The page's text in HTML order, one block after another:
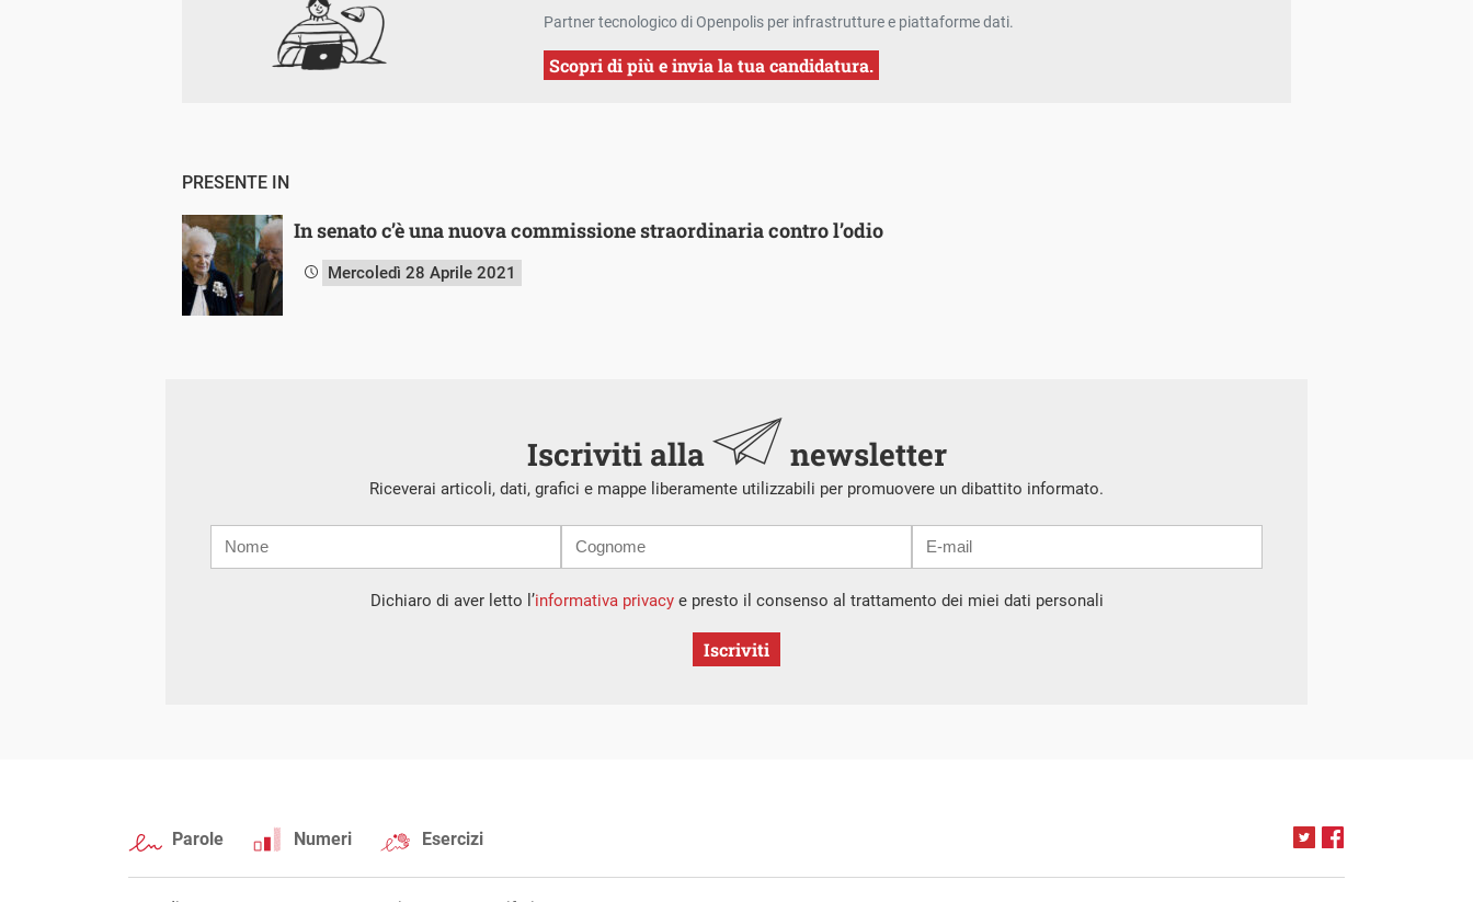
Partner tecnologico di Openpolis per infrastrutture e piattaforme dati.
Scopri di più e invia la tua candidatura.
PRESENTE IN
In senato c’è una nuova commissione straordinaria contro l’odio
Mercoledì 28 Aprile 2021
Iscriviti alla newsletter
Riceverai articoli, dati, grafici e mappe liberamente utilizzabili per promuovere un dibattito informato.
mail
Dichiaro di aver letto l’informativa privacye presto il consenso al trattamento dei miei dati personali
Iscriviti
Parole Numeri Esercizi